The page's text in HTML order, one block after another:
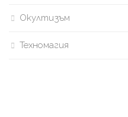
Окултизъм
Техномагия